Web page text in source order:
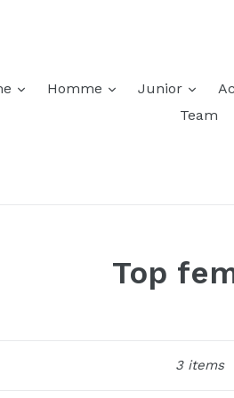
développer
Homme développer
Junior
Team
Top
3 items